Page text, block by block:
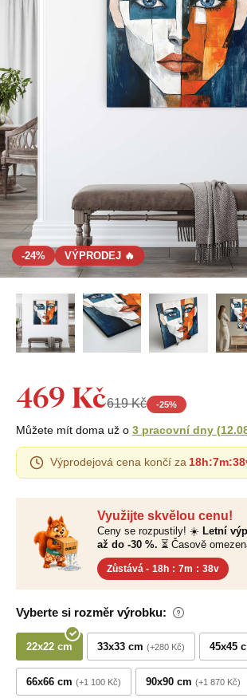
-24% VÝPRODEJ 🔥
Využijte skvělou cenu!
Ceny se rozpustily! ☀️ Letní
až do -30 %. ⏳ Časově
Zůstává - 18h : 7m : 37v
Vyberte si rozměr výrobku:
22x22 cm 33x33 cm +280 Kč 45x45
66x66 cm +1 100 Kč 90x90 cm +1 870 Kč
469 Kč619 Kč -25%
Můžete mít doma už o 3 pracovní dny (
Výprodejová cena končí za 18h:7m: